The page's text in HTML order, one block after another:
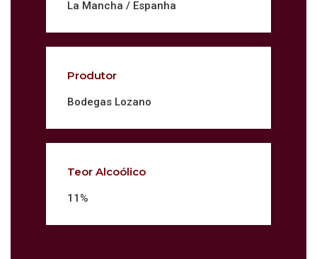
La Mancha / Espanha
Produtor
Bodegas Lozano
Teor Alcoólico
11%